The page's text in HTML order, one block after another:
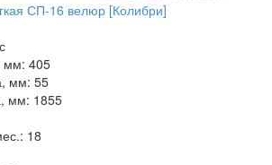
СП-16 велюр [Колибри]
мм: 405
мм: 55
мм: 1855
18